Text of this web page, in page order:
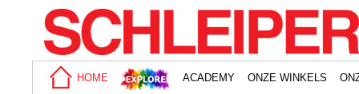
HOME ACADEMY ONZE WINKELS